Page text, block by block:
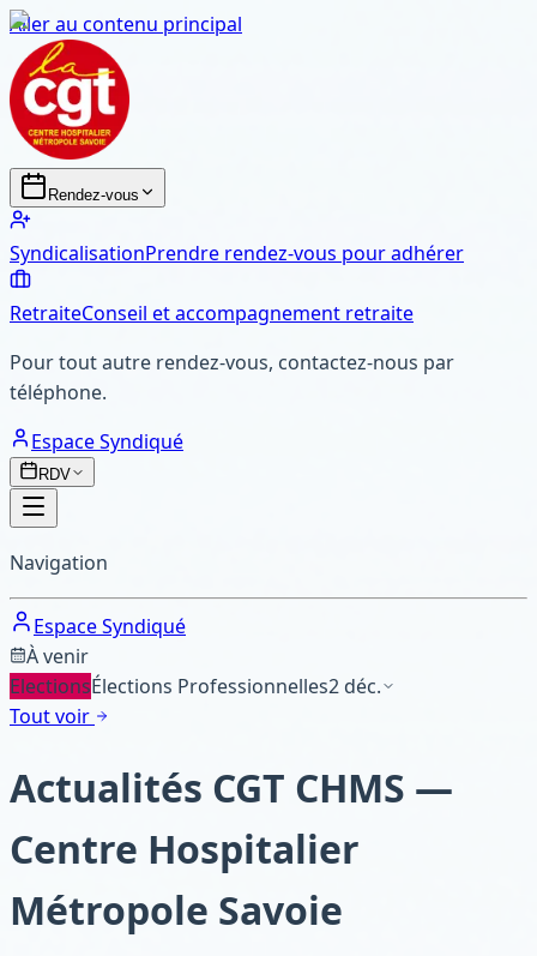
Aller au contenu principal
Rendez-vous
SyndicalisationPrendre rendez-vous pour adhérer
RetraiteConseil et accompagnement retraite
Pour tout autre rendez-vous, contactez-nous par
téléphone.
Espace Syndiqué
RDV
Navigation
Espace Syndiqué
À venir
ElectionsÉlections Professionnelles2 déc.
Tout voir
Actualités CGT CHMS —
Centre Hospitalier
Métropole Savoie